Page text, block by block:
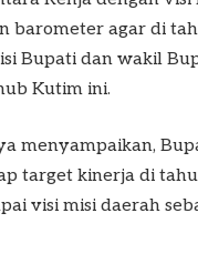
barometer agar di
Bupati dan wakil
Kutim ini.
menyampaikan,
target kinerja di
visi misi daerah